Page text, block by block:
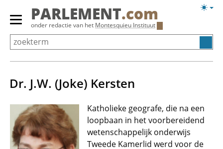
Overslaan
Primair
menu
tonen/verbergen
PARLEMENT.com
onder redactie van het Montesquieu Instituut
Dr. J.W. (Joke) Kersten
Katholieke geografe, die na een
loopbaan in het voorbereidend
wetenschappelijk onderwijs
Tweede Kamerlid werd voor de